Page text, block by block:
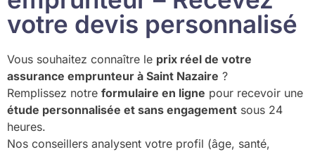
votre devis personnalisé
Vous souhaitez connaître le prix réel de votre
assurance emprunteur à Saint Nazaire ?
Remplissez notre formulaire en ligne pour recevoir une
étude personnalisée et sans engagement sous 24
heures.
Nos conseillers analysent votre profil (âge, santé,